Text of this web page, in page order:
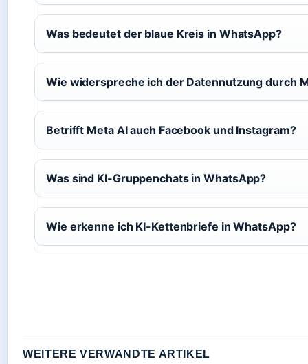
Was bedeutet der blaue Kreis in WhatsApp?
Wie widerspreche ich der Datennutzung durch
Betrifft Meta AI auch Facebook und Instagram?
Was sind KI-Gruppenchats in WhatsApp?
Wie erkenne ich KI-Kettenbriefe in WhatsApp?
WEITERE VERWANDTE ARTIKEL